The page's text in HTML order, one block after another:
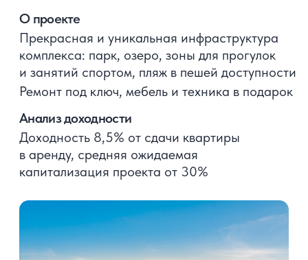
Скачать презентацию
Современные виллы в стиле
городской жизни в престижном
районе Пхукета
от 659 822 $
Пхукет
Специальное предложение
и техника в подарок
от 398 м²
О проекте
Комплекс находится в 5 минутах от пляжей
Лаян и Банг Тао